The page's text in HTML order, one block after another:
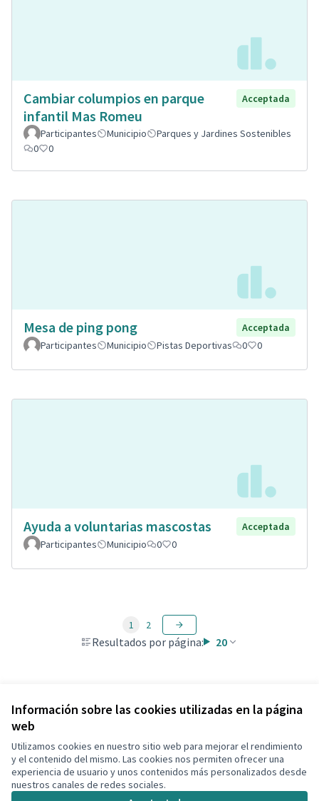
Información sobre las cookies utilizadas en la página
web
Utilizamos cookies en nuestro sitio web para mejorar el rendimiento
y el contenido del mismo. Las cookies nos permiten ofrecer una
experiencia de usuario y unos contenidos más personalizados desde
nuestros canales de redes sociales.
Cambiar columpios en parque
infantil Mas Romeu
Acceptada
Participantes Municipio
Parques y Jardines Sostenibles
0
0
Mesa de ping pong
Acceptada
Participantes
Municipio Pistas Deportivas 0 0
Ayuda a voluntarias mascostas
Acceptada
Participantes
Municipio 0 0
Resultados por página: 20
1 2
Ver todas las propuestas retiradas
Términos y condiciones de uso
Configuración de cookies
Decidim Calafell en X
(Enlace externo)
Decidim Calafell en Facebook
Decidim Calafell en YouTube
Decidim Calafell en GitHub
(Enlace externo)